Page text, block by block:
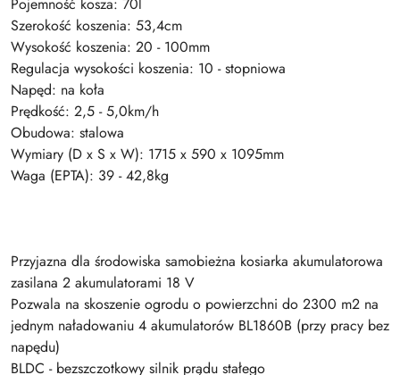
Pojemność kosza: 70l
Szerokość koszenia: 53,4cm
Wysokość koszenia: 20 - 100mm
Regulacja wysokości koszenia: 10 - stopniowa
Napęd: na koła
Prędkość: 2,5 - 5,0km/h
Obudowa: stalowa
Wymiary (D x S x W): 1715 x 590 x 1095mm
Waga (EPTA): 39 - 42,8kg
Przyjazna dla środowiska samobieżna kosiarka akumulatorowa
zasilana 2 akumulatorami 18 V
Pozwala na skoszenie ogrodu o powierzchni do 2300 m2 na
jednym naładowaniu 4 akumulatorów BL1860B (przy pracy bez
napędu)
BLDC - bezszczotkowy silnik prądu stałego